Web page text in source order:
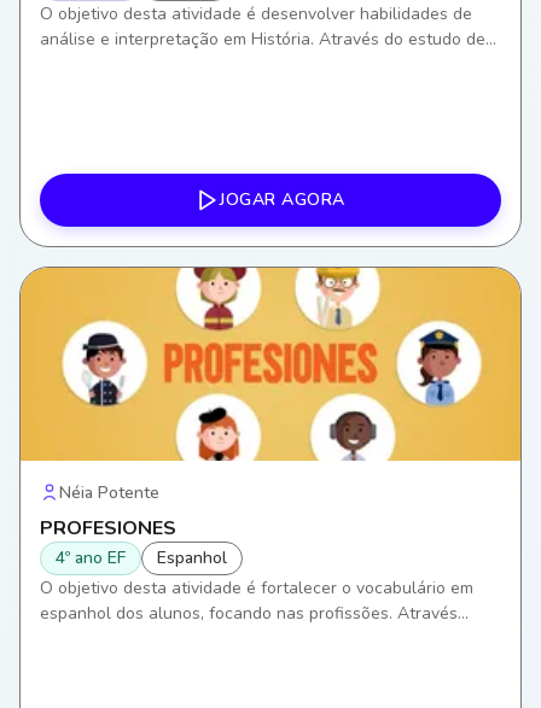
O objetivo desta atividade é desenvolver habilidades de
análise e interpretação em História. Através do estudo de
JOGAR AGORA
Néia Potente
PROFESIONES
4º ano EF
Espanhol
O objetivo desta atividade é fortalecer o vocabulário em
espanhol dos alunos, focando nas profissões. Através